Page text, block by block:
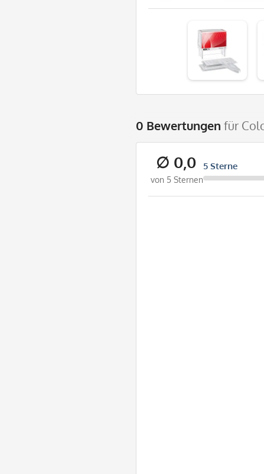
0 Bewertungen für
∅ 0,0
von 5 Sternen
5 Sterne